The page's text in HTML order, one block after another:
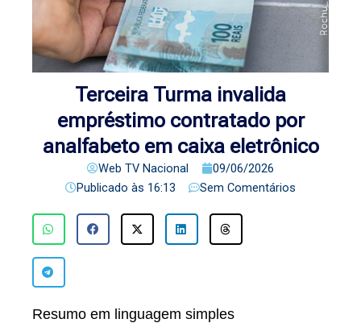
Terceira Turma invalida
empréstimo contratado por
analfabeto em caixa eletrônico
Web TV Nacional
09/06/2026
Publicado às 16:13 Sem Comentários
Resumo em linguagem simples